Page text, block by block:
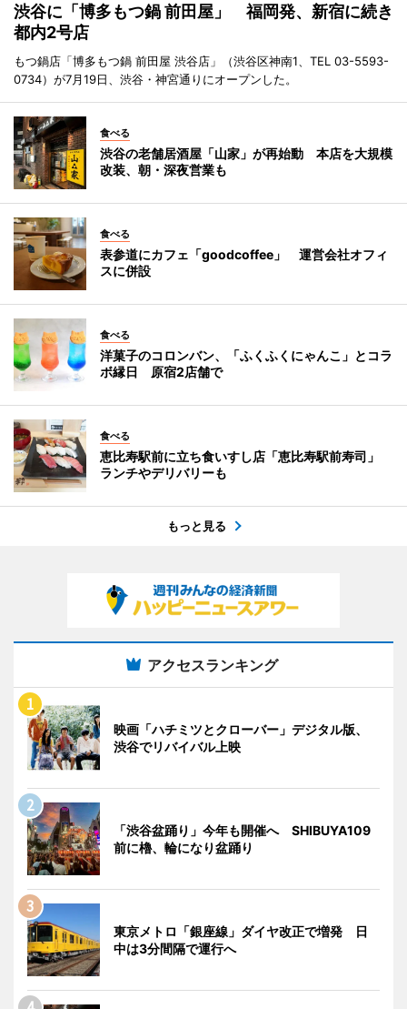
渋谷に「博多もつ鍋 前田屋」 福岡発、新宿に続き
都内2号店
もつ鍋店「博多もつ鍋 前田屋 渋谷店」（渋谷区神南1、TEL 03-5593-
0734）が7月19日、渋谷・神宮通りにオープンした。
食べる
渋谷の老舗居酒屋「山家」が再始動 本店を大規模
改装、朝・深夜営業も
食べる
表参道にカフェ「goodcoffee」 運営会社オフィ
スに併設
食べる
洋菓子のコロンバン、「ふくふくにゃんこ」とコラ
ボ縁日 原宿2店舗で
食べる
恵比寿駅前に立ち食いすし店「恵比寿駅前寿司」
ランチやデリバリーも
もっと見る
アクセスランキング
映画「ハチミツとクローバー」デジタル版、
渋谷でリバイバル上映
「渋谷盆踊り」今年も開催へ SHIBUYA109
前に櫓、輪になり盆踊り
東京メトロ「銀座線」ダイヤ改正で増発 日
中は3分間隔で運行へ